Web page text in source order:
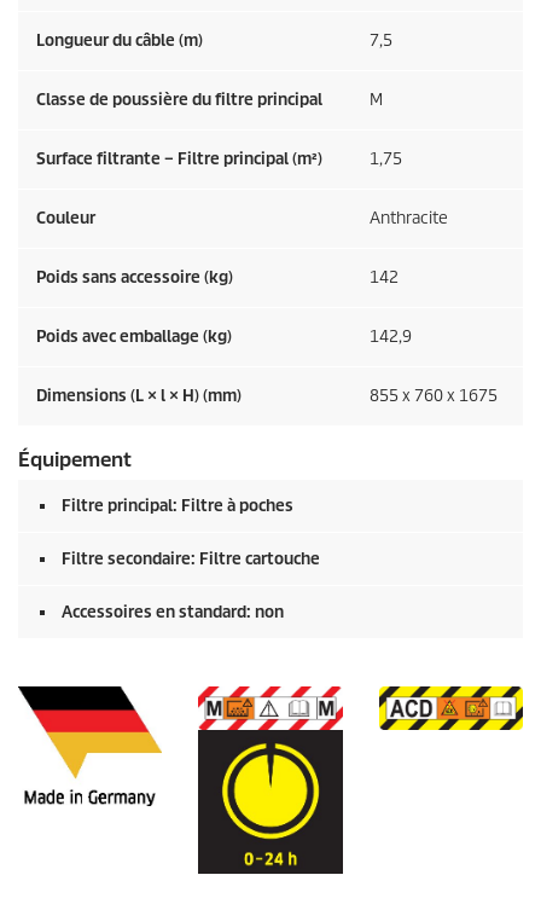
Longueur du câble (m) 7,5
Classe de poussière du filtre principal M
Surface filtrante – Filtre principal (m²) 1,75
Couleur Anthracite
Poids sans accessoire (kg) 142
Poids avec emballage (kg) 142,9
Dimensions (L × l × H) (mm) 855 x 760 x 1675
Équipement
Filtre principal: Filtre à poches
Filtre secondaire: Filtre cartouche
Accessoires en standard: non